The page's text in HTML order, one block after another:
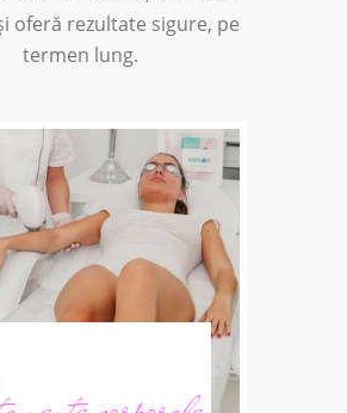
oferă rezultate sigure, pe
termen lung.